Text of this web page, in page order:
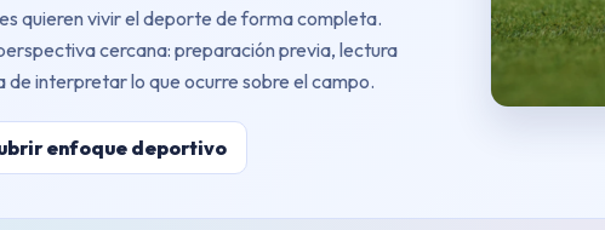
quieren vivir el deporte de forma completa.
cercana: preparación previa, lectura
de interpretar lo que ocurre sobre el campo.
enfoque deportivo